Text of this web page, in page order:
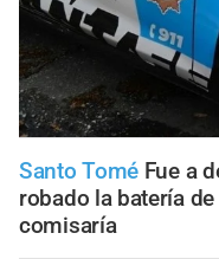
Santo Tomé Fue a
robado la batería
comisaría